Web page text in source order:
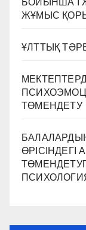
БОЙЫНША I
ЖҰМЫС
ҰЛТТЫҚ
ТӨМЕНДЕТУ
ӨРІСІНДЕГІ